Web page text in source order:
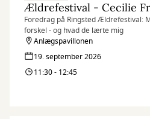
Ældrefestival - Cecilie
Foredrag på Ringsted Ældrefestival:
forskel - og hvad de lærte mig
Anlægspavillonen
19. september 2026
11:30 - 12:45